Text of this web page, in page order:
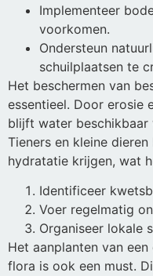
Implementeer
voorkomen.
Ondersteun
schuilplaatsen te
Het beschermen van
essentieel. Door erosie
blijft water beschikbaar
Tieners en kleine
hydratatie krijgen, wat
Identificeer
Voer regelmatig
Organiseer lokale
Het aanplanten van
flora is ook een must.